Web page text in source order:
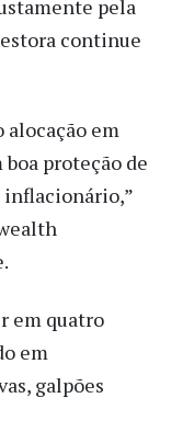
pela
continue
alocação em
proteção de
inflacionário,”
em quatro
em
galpões